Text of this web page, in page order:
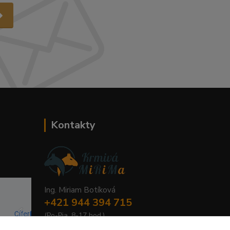
Kontakty
Ing. Miriam Botíková
+421 944 394 715
(Po-Pia, 8-17 hod.)